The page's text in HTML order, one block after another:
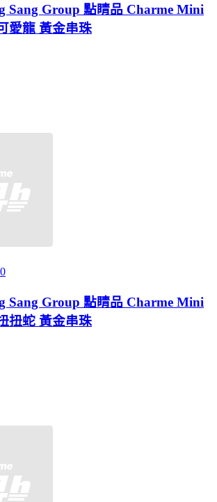
Sang Group 點睛品 Charme Mini
愛龍 黃金串珠
Sang Group 點睛品 Charme Mini
扭蛇 黃金串珠